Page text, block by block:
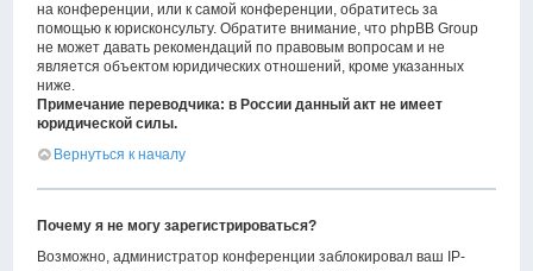
на конференции, или к самой конференции, обратитесь за
помощью к юрисконсульту. Обратите внимание, что phpBB Group
не может давать рекомендаций по правовым вопросам и не
является объектом юридических отношений, кроме указанных
ниже.
Примечание переводчика: в России данный акт не имеет
юридической силы.
Вернуться к началу
Почему я не могу зарегистрироваться?
Возможно, администратор конференции заблокировал ваш IP-